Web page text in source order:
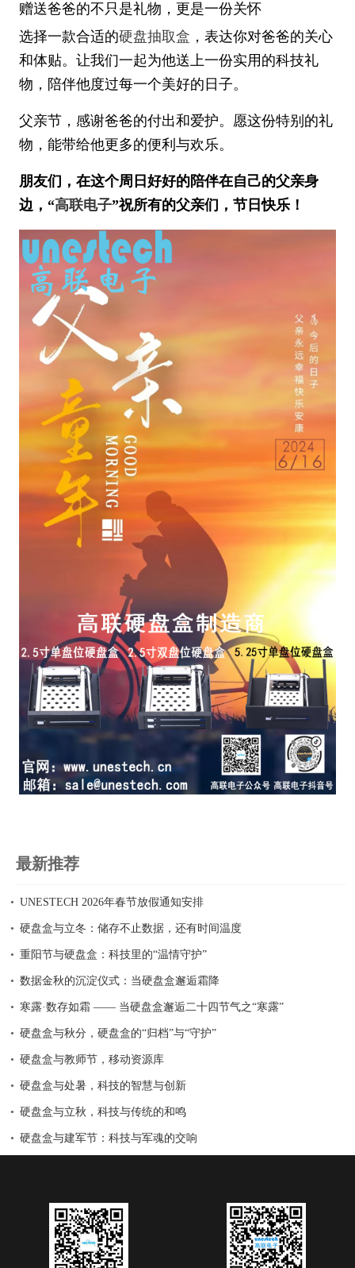
赠送爸爸的不只是礼物，更是一份关怀
选择一款合适的硬盘抽取盒 ，表达你对爸爸的关心
和体贴。让我们一起为他送上一份实用的科技礼
物，陪伴他度过每一个美好的日子。
父亲节，感谢爸爸的付出和爱护。愿这份特别的礼
物，能带给他更多的便利与欢乐。
朋友们，在这个周日好好的陪伴在自己的父亲身
边，“高联电子”祝所有的父亲们，节日快乐！
最新推荐
UNESTECH 2026年春节放假通知安排
硬盘盒与立冬：储存不止数据，还有时间温度
重阳节与硬盘盒：科技里的“温情守护”
数据金秋的沉淀仪式：当硬盘盒邂逅霜降
寒露·数存如霜 —— 当硬盘盒邂逅二十四节气之“寒露”
硬盘盒与秋分，硬盘盒的“归档”与“守护”
硬盘盒与教师节，移动资源库
硬盘盒与处暑，科技的智慧与创新
硬盘盒与立秋，科技与传统的和鸣
硬盘盒与建军节：科技与军魂的交响